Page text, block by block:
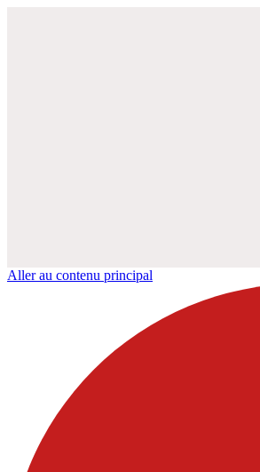
Aller au contenu principal